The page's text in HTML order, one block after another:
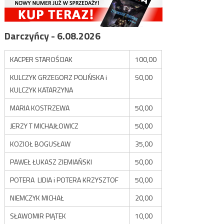
Darczyńcy - 6.08.2026
KACPER STAROŚCIAK
100,00
KULCZYK GRZEGORZ POLIŃSKA i
KULCZYK KATARZYNA
50,00
MARIA KOSTRZEWA
50,00
JERZY T MICHAJŁOWICZ
50,00
KOZIOŁ BOGUSŁAW
35,00
PAWEŁ ŁUKASZ ZIEMIAŃSKI
50,00
POTERA LIDIA i POTERA KRZYSZTOF
50,00
NIEMCZYK MICHAŁ
20,00
SŁAWOMIR PIĄTEK
10,00